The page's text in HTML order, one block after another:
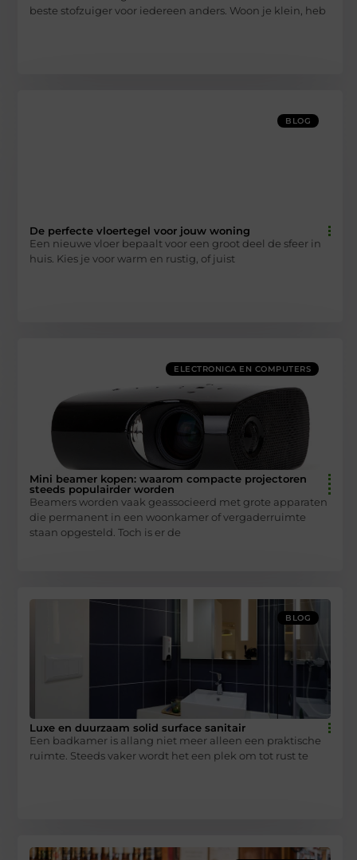
beste stofzuiger voor iedereen anders. Woon je klein, heb
BLOG
De perfecte vloertegel voor jouw woning
Een nieuwe vloer bepaalt voor een groot deel de sfeer in
huis. Kies je voor warm en rustig, of juist
ELECTRONICA EN COMPUTERS
Mini beamer kopen: waarom compacte projectoren
steeds populairder worden
Beamers worden vaak geassocieerd met grote apparaten
die permanent in een woonkamer of vergaderruimte
staan opgesteld. Toch is er de
BLOG
Luxe en duurzaam solid surface sanitair
Een badkamer is allang niet meer alleen een praktische
ruimte. Steeds vaker wordt het een plek om tot rust te